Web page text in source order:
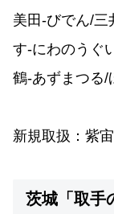
美田-びでん/三
す-にわのうぐ
鶴-あずまつる/
新規取扱：紫
茨城「取手